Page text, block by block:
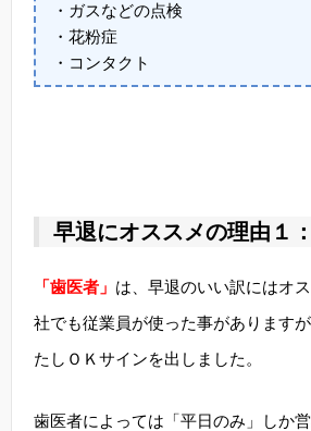
・ガスなどの点検
・花粉症
・コンタクト
早退にオススメの理由１
「歯医者」 は、早退のいい訳にはオ
社でも従業員が使った事があります
たしＯＫサインを出しました。
歯医者によっては「平日のみ」しか